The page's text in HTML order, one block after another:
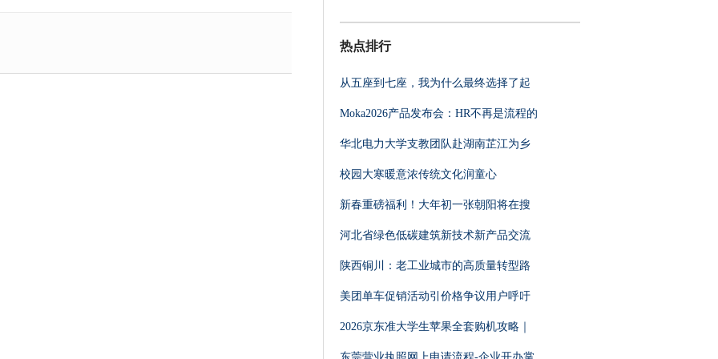
热点排行
从五座到七座，我为什么最终选择了起
Moka2026产品发布会：HR不再是流程的
华北电力大学支教团队赴湖南芷江为乡
校园大寒暖意浓传统文化润童心
新春重磅福利！大年初一张朝阳将在搜
河北省绿色低碳建筑新技术新产品交流
陕西铜川：老工业城市的高质量转型路
美团单车促销活动引价格争议用户呼吁
2026京东准大学生苹果全套购机攻略｜